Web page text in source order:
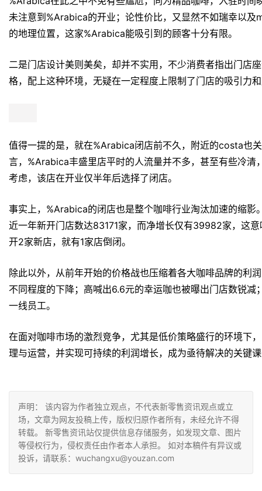
未注意到%Arabica的开业；论性价比，又显然不如瑞幸以
的地理位置，这家%Arabica能吸引到的顾客十分有限。
二是门店设计美则美矣，却并不实用，不少消费者指出门店
格，配上这种环境，无疑在一定程度上限制了门店的吸引力
值得一提的是，就在%Arabica闭店前不久，附近的costa也
言，%Arabica丰盛里店平时的人流量并不多，甚至有些冷
考虑，该店在开业仅半年后选择了闭店。
事实上，%Arabica的闭店也是整个咖啡行业淘汰加速的缩
近一年新开门店数达83171家，而净增长仅有39982家，这
开2家新店，就有1家店倒闭。
除此以外，从前年开始的价格战也压缩着各大咖啡品牌的利
不同程度的下降；高喊出6.6元的幸运咖也被曝出门店数锐
一线员工。
在面对咖啡市场的激烈竞争，尤其是低价策略盛行的环境下
理与运营，并实现可持续的利润增长，成为亟待解决的关键
声明： 该内容为作者独立观点，不代表新零售资讯观点或立
场，文章为网友投稿上传，版权归原作者所有，未经允许不得
转载。 新零售资讯站仅提供信息存储服务，如发现文章、图片
等侵权行为，侵权责任由作者本人承担。 如对本稿件有异议或
投诉，请联系：wuchangxu@youzan.com